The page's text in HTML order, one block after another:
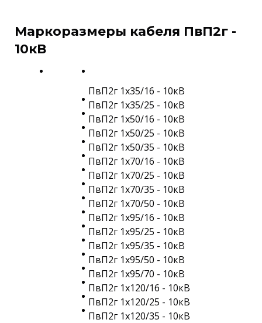
Маркоразмеры кабеля ПвП2г -
10кВ
ПвП2г 1х35/16 - 10кВ
ПвП2г 1х35/25 - 10кВ
ПвП2г 1х50/16 - 10кВ
ПвП2г 1х50/25 - 10кВ
ПвП2г 1х50/35 - 10кВ
ПвП2г 1х70/16 - 10кВ
ПвП2г 1х70/25 - 10кВ
ПвП2г 1х70/35 - 10кВ
ПвП2г 1х70/50 - 10кВ
ПвП2г 1х95/16 - 10кВ
ПвП2г 1х95/25 - 10кВ
ПвП2г 1х95/35 - 10кВ
ПвП2г 1х95/50 - 10кВ
ПвП2г 1х95/70 - 10кВ
ПвП2г 1х120/16 - 10кВ
ПвП2г 1х120/25 - 10кВ
ПвП2г 1х120/35 - 10кВ